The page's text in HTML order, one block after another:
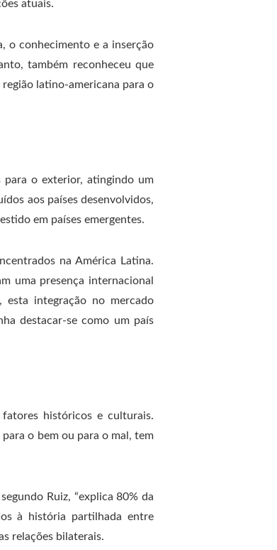
atuais.
o conhecimento e a inserção
também reconheceu que
latino-americana para o
para o exterior, atingindo um
aos países desenvolvidos,
em países emergentes.
na América Latina.
uma presença internacional
esta integração no mercado
destacar-se como um país
históricos e culturais.
o bem ou para o mal, tem
Ruiz, “explica 80% da
à história partilhada entre
relações bilaterais.